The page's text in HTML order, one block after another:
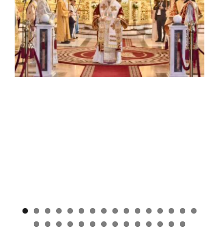
ΣΥΝΔΕΣΕΙΣ